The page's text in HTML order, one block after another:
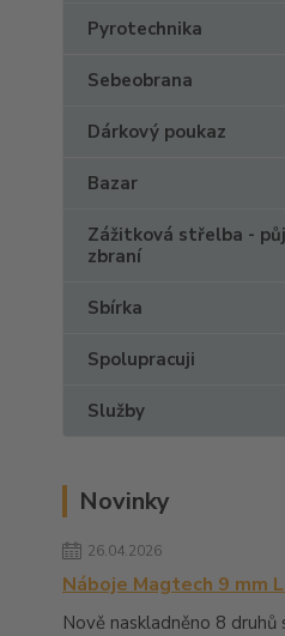
Pyrotechnika
Sebeobrana
Dárkový poukaz
Bazar
Zážitková střelba -
zbraní
Sbírka
Spolupracuji
Služby
Novinky
26.04.2026
Náboje Magtech 9 mm
Nově naskladněno 8 druhů